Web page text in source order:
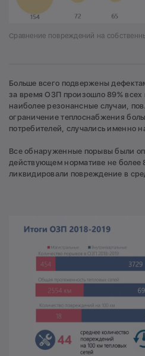
Сравнение повреждений на
Больше всего подвержены
за время ОЗП произошло 89% всех
наиболее резонансные случаи,
ограничение теплоснабжения
потребителей, случались именно
Все обнаруженные порывы были
действующем нормативе не более
ликвидировали повреждение в